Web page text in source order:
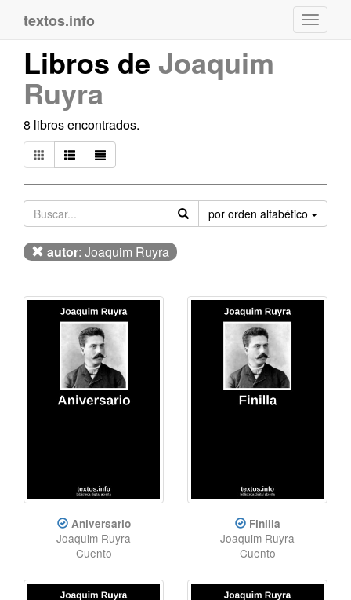
textos.info
Libros de Joaquim
Ruyra
8 libros encontrados.
por orden alfabético
autor: Joaquim Ruyra
Aniversario
Joaquim Ruyra
Cuento
Finilla
Joaquim Ruyra
Cuento